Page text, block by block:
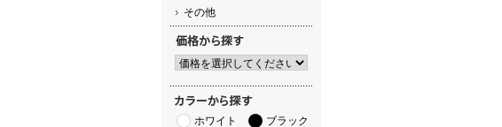
その他
ホワイト
ブラック